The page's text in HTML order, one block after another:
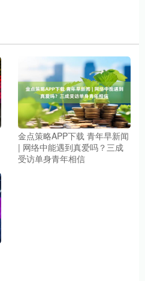
金点策略APP下载 青年早新闻
| 网络中能遇到真爱吗？三成
受访单身青年相信